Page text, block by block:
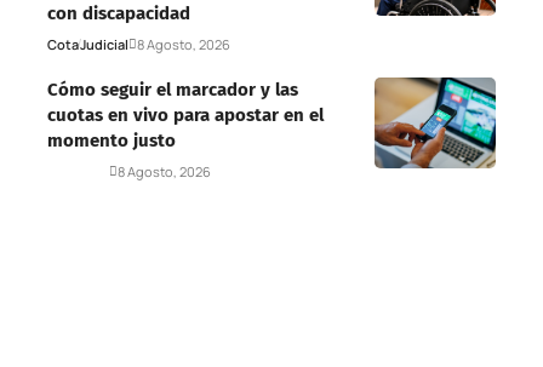
con discapacidad
CotaJudicial 8 Agosto, 2026
Cómo seguir el marcador y las
cuotas en vivo para apostar en el
momento justo
8 Agosto, 2026